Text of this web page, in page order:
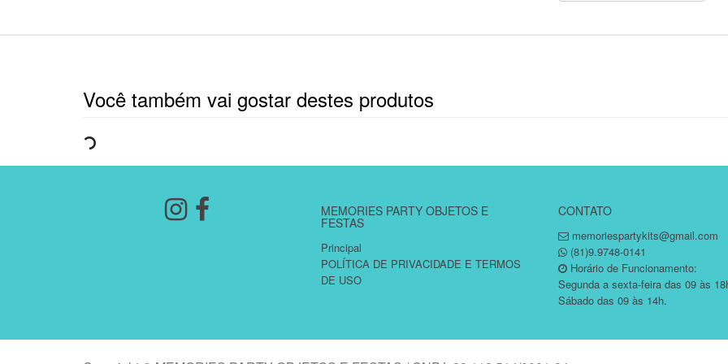
Você também vai gostar destes produtos
MEMORIES PARTY OBJETOS E
FESTAS
Principal
POLÍTICA DE PRIVACIDADE E TERMOS
DE USO
CONTATO
memoriespartykits@gmail.com
(81)9.9748-0141
Horário de Funcionamento:
Segunda a sexta-feira das 09 às
Sábado das 09 às 14h.